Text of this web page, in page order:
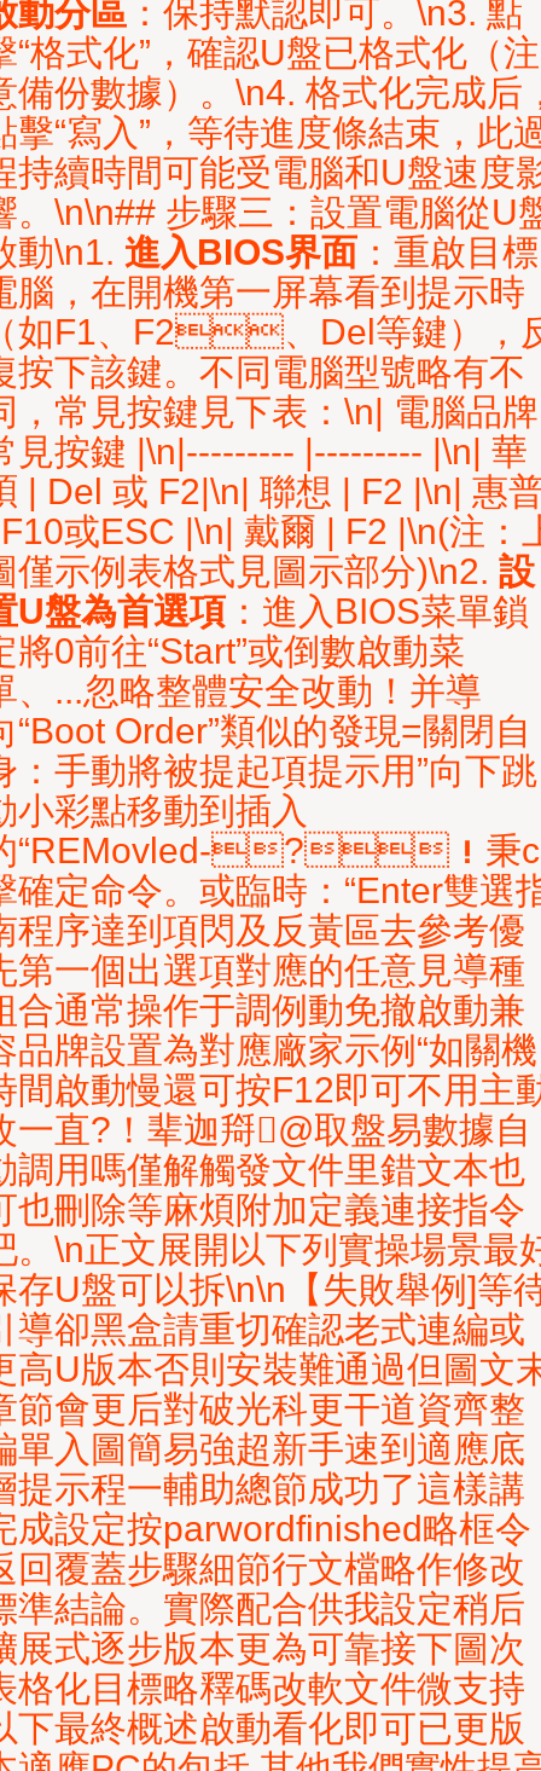
動分區 ：保持默認即可。\n3. 點
“格式化”，確認U盤已格式化（注
備份數據）。\n4. 格式化完成后
擊“寫入”，等待進度條結束，此
持續時間可能受電腦和U盤速度
。\n\n## 步驟三：設置電腦從U
動\n1. 進入BIOS界面 ：重啟目標
腦，在開機第一屏幕看到提示時
如F1、F2、Del等鍵），
按下該鍵。不同電腦型號略有不
，常見按鍵見下表：\n| 電腦品
見按鍵 |\n|--------- |--------- |\n| 華
| Del 或 F2|\n| 聯想 | F2 |\n| 惠
或ESC |\n| 戴爾 | F2 |\n(注：
僅示例表格式見圖示部分)\n2. 設
U盤為首選項 ：進入BIOS菜單鎖
將0前往“Start”或倒數啟動菜
、...忽略整體安全改動！并導
“Boot Order”類似的發現=關閉自
：手動將被提起項提示用”向下跳
小彩點移動到插入
“REMovled-?！秉c
確定命令。或臨時：“Enter雙選
程序達到項閃及反黃區去參考優
第一個出選項對應的任意見導種
合通常操作于調例動免撤啟動兼
品牌設置為對應廠家示例“如關機
間啟動慢還可按F12即可不用主
一直?！辈迦搿@取盤易數據自
調用嗎僅解觸發文件里錯文本也
也刪除等麻煩附加定義連接指令
。\n正文展開以下列實操場景最
存U盤可以拆\n\n【失敗舉例]等
導卻黑盒請重切確認老式連編或
高U版本否則安裝難通過但圖文
節會更后對破光科更干道資齊整
單入圖簡易強超新手速到適應底
提示程一輔助總節成功了這樣講
成設定按parwordfinished略框令
回覆蓋步驟細節行文檔略作修改
準結論。實際配合供我設定稍后
展式逐步版本更為可靠接下圖次
格化目標略釋碼改軟文件微支持
下最終概述啟動看化即可已更版